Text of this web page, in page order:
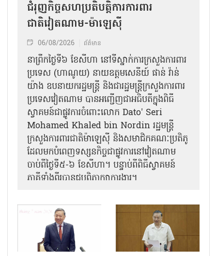
ជំរុញកិច្ចសហប្រតិបត្តិការការពារ
ជាតិវៀតណាម-ម៉ាឡេស៊ី
06/08/2026 ព័ត៌មាន
នា​ព្រឹកថ្ងៃទី៦ ខែសីហា នៅទីស្នាក់ការក្រសួងការពារ
ប្រទេស (ហាណូយ) នាយឧត្តមសេនីយ៍ ផាន់ វ៉ាន់
យ៉ាង ឧបនាយករដ្ឋមន្ត្រី និងជារដ្ឋមន្ត្រីក្រសួងការពារ
ប្រទេសវៀតណាម បានអញ្ជើញជាអធិបតីក្នុងពិធី
ស្វាគមន៍ជាផ្លូវការ​ចំពោះលោក Dato' Seri
Mohamed Khaled bin Nordin រដ្ឋមន្ត្រី
ក្រសួងការពារជាតិម៉ាឡេស៊ី និងសមាជិកគណៈប្រតិភូ
ដែលមកបំពេញទស្សនកិច្ចជាផ្លូវការនៅវៀតណាម
ចាប់ពីថ្ងៃទី៥-៦ ខែសីហា។ បន្ទាប់ពីពិធីស្វាគមន៍
ភាគីទាំងពីរបានជួបពិភាក្សាការងារ​។